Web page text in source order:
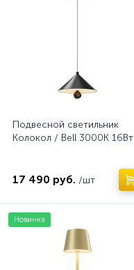
Подвесной светильник
Колокол / Bell 3000К 16Вт
17 490 руб. /шт
Новинка